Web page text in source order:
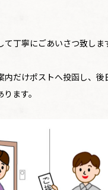
て丁寧にごあいさつ致しま
内だけポストへ投函し、後
ます。